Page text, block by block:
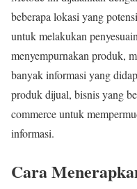
beberapa lokasi yang
untuk melakukan
menyempurnakan produk,
banyak informasi yang
produk dijual, bisnis yang
commerce untuk
informasi.
Cara